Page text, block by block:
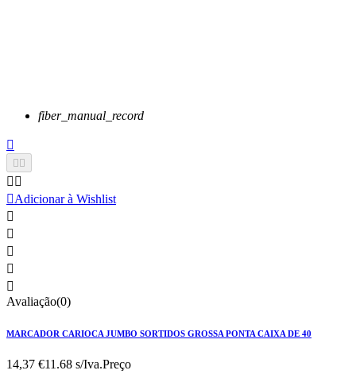
fiber_manual_record


 
Adicionar à Wishlist





Avaliação(0)
MARCADOR CARIOCA JUMBO SORTIDOS GROSSA PONTA CAIXA DE 40
14,37 €11.68 s/Iva.Preço